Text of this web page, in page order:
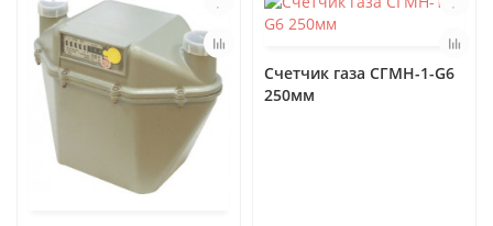
Счетчик газа СГМН-1-G6
250мм